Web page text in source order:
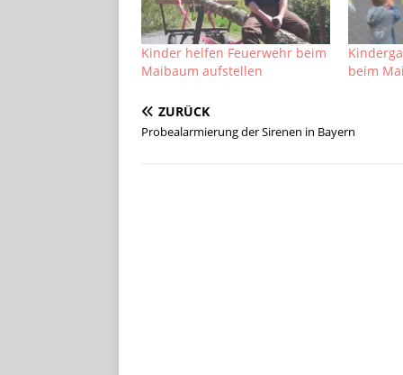
Kinder helfen Feuerwehr beim
Maibaum aufstellen
beim
ZURÜCK
Probealarmierung der Sirenen in Bayern